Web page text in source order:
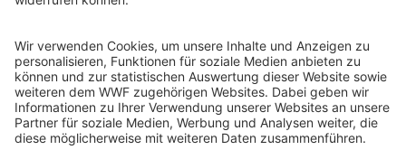
10117 Berlin
Ihre Spende kann steuerlich geltend gemacht werden
Registriert als Stiftung WWF Deutschland, Senatsverwaltung für
Justiz Berlin, Az: 3416/976/2
Umsatzsteuer-Identifikationsnummer: DE 114236103